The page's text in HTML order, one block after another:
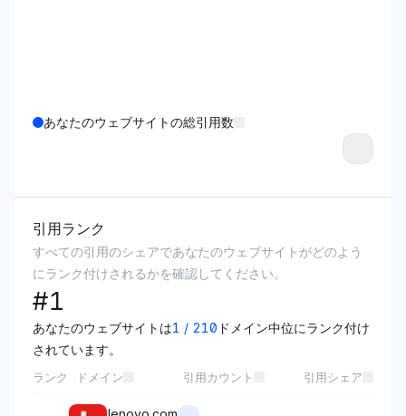
あなたのウェブサイトの総引用数
引用ランク
すべての引用のシェアであなたのウェブサイトがどのよう
にランク付けされるかを確認してください。
#1
あなたのウェブサイトは1 / 210 ドメイン中位にランク付け
されています。
ランク ドメイン 引用カウント 引用シェア